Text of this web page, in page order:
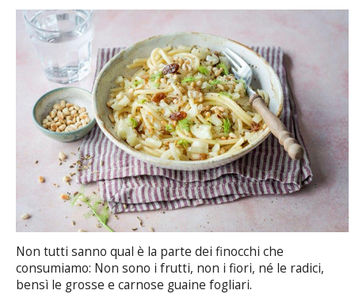
Non tutti sanno qual è la parte dei finocchi che
consumiamo: Non sono i frutti, non i fiori, né le radici,
bensì le grosse e carnose guaine fogliari.